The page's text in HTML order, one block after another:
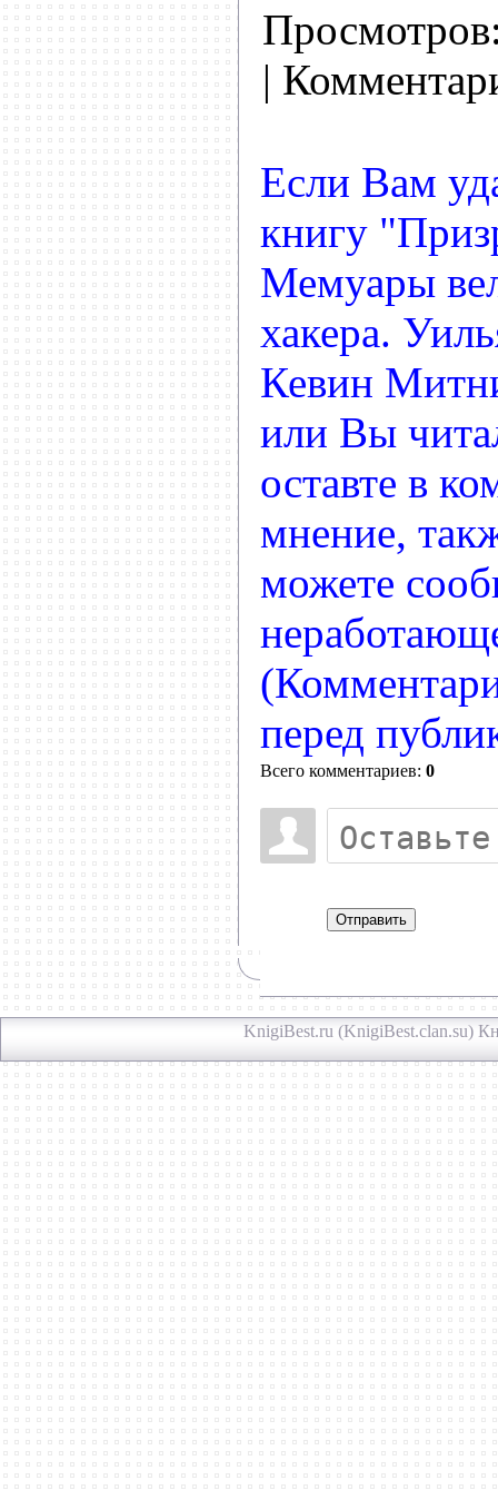
|
Если Вам
книгу
Мемуары
хакера.
Кевин
или Вы
оставте в
мнение,
можете
перед
Всего комментариев: 0
Отправить
KnigiBest.ru (KnigiBest.clan.su)